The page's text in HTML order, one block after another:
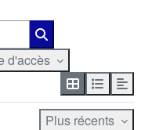
d'accès
Plus récents